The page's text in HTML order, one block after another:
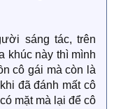
sáng tác, trên
khúc này thì mình
cô gái mà còn là
đã đánh mất cô
mặt mà lại để cô